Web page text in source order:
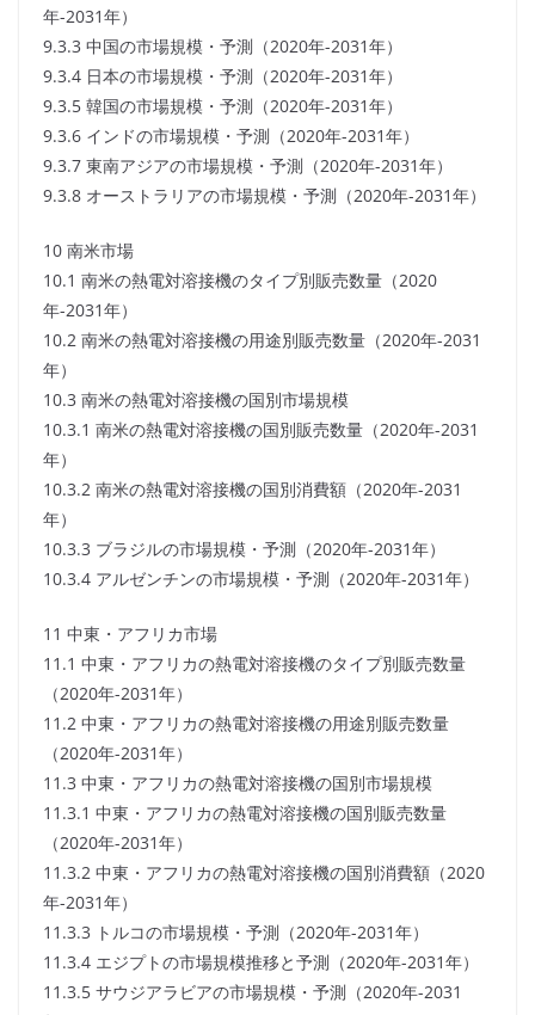
年-2031年）
9.3.3 中国の市場規模・予測（2020年-2031年）
9.3.4 日本の市場規模・予測（2020年-2031年）
9.3.5 韓国の市場規模・予測（2020年-2031年）
9.3.6 インドの市場規模・予測（2020年-2031年）
9.3.7 東南アジアの市場規模・予測（2020年-2031年）
9.3.8 オーストラリアの市場規模・予測（2020年-2031年）
10 南米市場
10.1 南米の熱電対溶接機のタイプ別販売数量（2020
年-2031年）
10.2 南米の熱電対溶接機の用途別販売数量（2020年-2031
年）
10.3 南米の熱電対溶接機の国別市場規模
10.3.1 南米の熱電対溶接機の国別販売数量（2020年-2031
年）
10.3.2 南米の熱電対溶接機の国別消費額（2020年-2031
年）
10.3.3 ブラジルの市場規模・予測（2020年-2031年）
10.3.4 アルゼンチンの市場規模・予測（2020年-2031年）
11 中東・アフリカ市場
11.1 中東・アフリカの熱電対溶接機のタイプ別販売数量
（2020年-2031年）
11.2 中東・アフリカの熱電対溶接機の用途別販売数量
（2020年-2031年）
11.3 中東・アフリカの熱電対溶接機の国別市場規模
11.3.1 中東・アフリカの熱電対溶接機の国別販売数量
（2020年-2031年）
11.3.2 中東・アフリカの熱電対溶接機の国別消費額（2020
年-2031年）
11.3.3 トルコの市場規模・予測（2020年-2031年）
11.3.4 エジプトの市場規模推移と予測（2020年-2031年）
11.3.5 サウジアラビアの市場規模・予測（2020年-2031